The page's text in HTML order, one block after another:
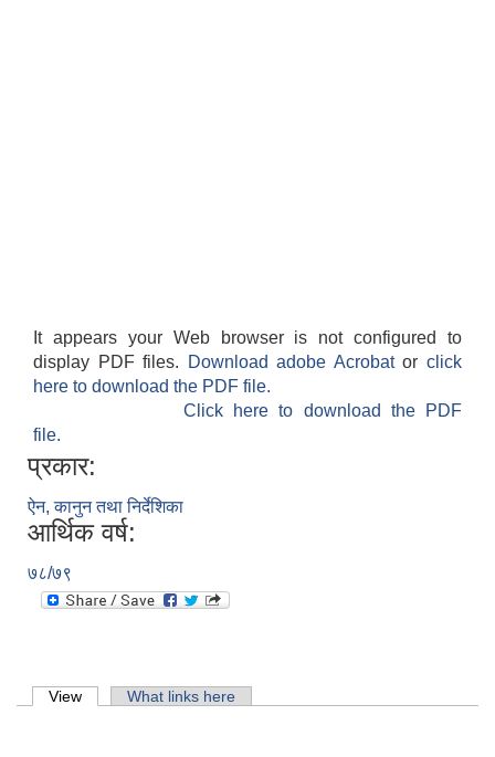
It appears your Web browser is not configured to
display PDF files.
Download adobe Acrobatorclick
here to download the PDF file.
Click here to download the PDF
file.
प्रकार:
ऐन, कानुन तथा निर्देशिका
आर्थिक वर्ष:
७८/७९
Primary tabs
View (active tab)What links here